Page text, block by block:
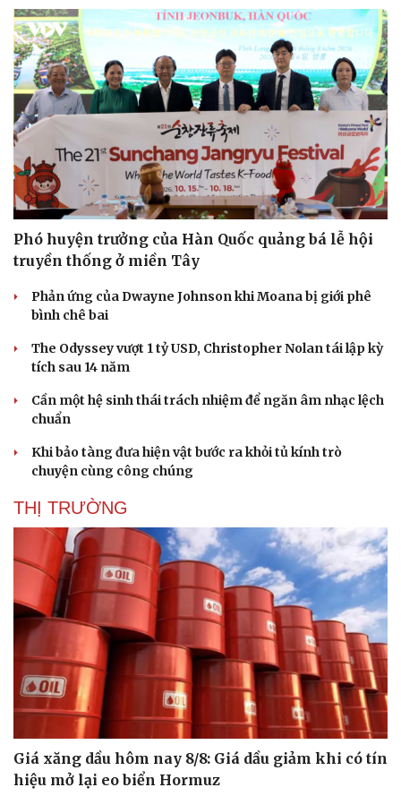
Văn hóa
Văn học
Âm nhạc
Thời trang
Phó huyện trưởng của Hàn Quốc quảng bá lễ hội
truyền thống ở miền Tây
Phản ứng của Dwayne Johnson khi Moana bị giới phê
bình chê bai
The Odyssey vượt 1 tỷ USD, Christopher Nolan tái lập kỳ
tích sau 14 năm
Cần một hệ sinh thái trách nhiệm để ngăn âm nhạc lệch
chuẩn
Khi bảo tàng đưa hiện vật bước ra khỏi tủ kính trò
chuyện cùng công chúng
THỊ TRƯỜNG
Giá xăng dầu hôm nay 8/8: Giá dầu giảm khi có tín
hiệu mở lại eo biển Hormuz